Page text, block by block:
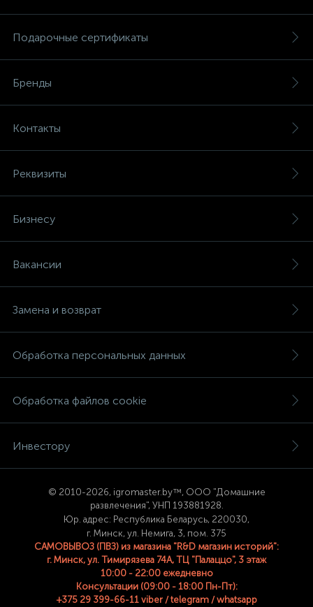
Подарочные сертификаты
Бренды
Контакты
Реквизиты
Бизнесу
Вакансии
Замена и возврат
Обработка персональных данных
Обработка файлов cookie
Инвестору
© 2010-2026, igromaster.by™, ООО "Домашние
развлечения", УНП 193881928.
Юр. адрес: Республика Беларусь, 220030,
г. Минск, ул. Немига, 3, пом. 375
САМОВЫВОЗ (ПВЗ) из магазина "R&D магазин историй":
г. Минск, ул. Тимирязева 74A, ТЦ "Палаццо", 3 этаж
10:00 - 22:00 ежедневно
Консультации (09:00 - 18:00 Пн-Пт):
+375 29 399-66-11 viber / telegram / whatsapp